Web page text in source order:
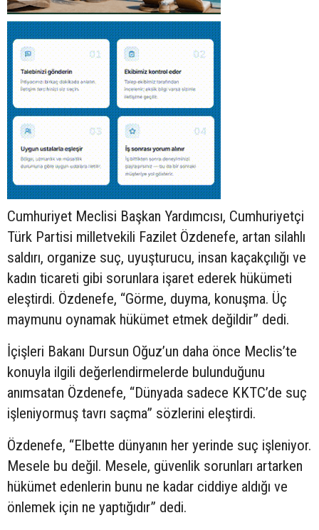
Cumhuriyet Meclisi Başkan Yardımcısı, Cumhuriyetçi
Türk Partisi milletvekili Fazilet Özdenefe, artan silahlı
saldırı, organize suç, uyuşturucu, insan kaçakçılığı ve
kadın ticareti gibi sorunlara işaret ederek hükümeti
eleştirdi. Özdenefe, “Görme, duyma, konuşma. Üç
maymunu oynamak hükümet etmek değildir” dedi.
İçişleri Bakanı Dursun Oğuz’un daha önce Meclis’te
konuyla ilgili değerlendirmelerde bulunduğunu
anımsatan Özdenefe, “Dünyada sadece KKTC’de suç
işleniyormuş tavrı saçma” sözlerini eleştirdi.
Özdenefe, “Elbette dünyanın her yerinde suç işleniyor.
Mesele bu değil. Mesele, güvenlik sorunları artarken
hükümet edenlerin bunu ne kadar ciddiye aldığı ve
önlemek için ne yaptığıdır” dedi.